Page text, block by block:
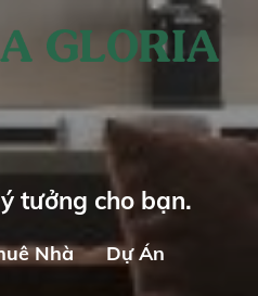
tưởng cho bạn.
Nhà Dự Án